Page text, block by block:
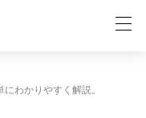
わかりやすく解説。